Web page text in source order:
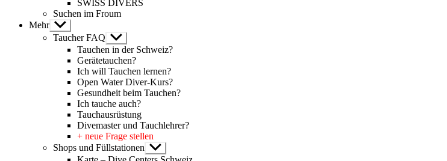
SWISS DIVERS
Suchen im Froum
Mehr Untermenü
anzeigen
Taucher FAQ Untermenü
anzeigen
Tauchen in der Schweiz?
Gerätetauchen?
Ich will Tauchen lernen?
Open Water Diver-Kurs?
Gesundheit beim Tauchen?
Ich tauche auch?
Tauchausrüstung
Divemaster und Tauchlehrer?
+ neue Frage stellen
Shops und Füllstationen Untermenü
anzeigen